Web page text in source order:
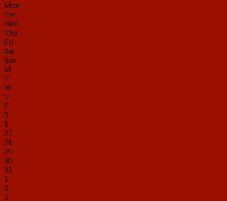
Mon
Tue
Wed
Thu
Fri
Sat
Sun
M
T
W
T
F
S
S
27
28
29
30
31
1
2
3